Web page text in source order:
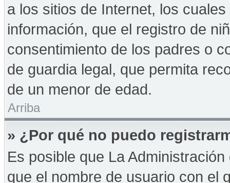
a los sitios de Internet, los
información, que el registro de
consentimiento de los padres o
de guardia legal, que permita
de un menor de edad.
Arriba
» ¿Por qué no puedo
Es posible que La
que el nombre de usuario con el